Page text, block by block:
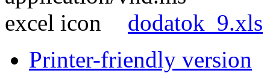
dodatok_9.xls
Printer-friendly version